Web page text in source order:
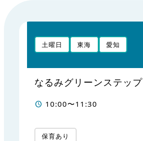
土曜日 東海 愛知
なるみグリーンステップ
10:00〜11:30
保育あり